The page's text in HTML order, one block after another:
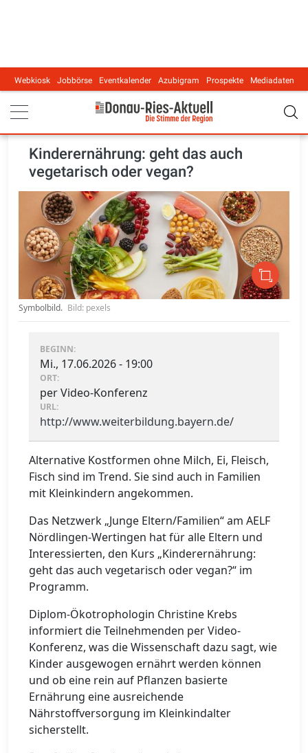
Main navigation
Webkiosk Jobbörse Eventkalender Azubigram Prospekte Mediadaten
Kinderernährung: geht das auch
vegetarisch oder vegan?
Symbolbild. Bild: pexels
BEGINN:
Mi., 17.06.2026 - 19:00
ORT:
per Video-Konferenz
URL:
http://www.weiterbildung.bayern.de/
Alternative Kostformen ohne Milch, Ei, Fleisch,
Fisch sind im Trend. Sie sind auch in Familien
mit Kleinkindern angekommen.
Das Netzwerk „Junge Eltern/Familien“ am AELF
Nördlingen-Wertingen hat für alle Eltern und
Interessierten, den Kurs „Kinderernährung:
geht das auch vegetarisch oder vegan?“ im
Programm.
Diplom-Ökotrophologin Christine Krebs
informiert die Teilnehmenden per Video-
Konferenz, was die Wissenschaft dazu sagt, wie
Kinder ausgewogen ernährt werden können
und ob eine rein auf Pflanzen basierte
Ernährung eine ausreichende
Nährstoffversorgung im Kleinkindalter
sicherstellt.